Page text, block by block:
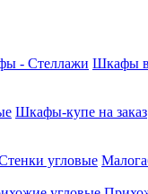
- Стеллажи Шкафы
Шкафы-купе на заказ
угловые